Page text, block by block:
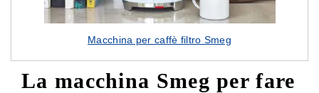
Macchina per caffè filtro Smeg
La macchina Smeg per fare